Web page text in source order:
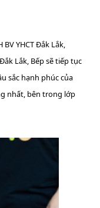
YHCT Đắk Lắk,
Lắk, Bếp sẽ tiếp tục
sắc hạnh phúc của
nhất, bên trong lớp